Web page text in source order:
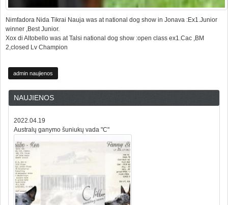
Nimfadora Nida Tikrai Nauja was at national dog show in Jonava :Ex1.Junior
winner ,Best Junior.
Xox di Altobello was at Talsi national dog show :open class ex1.Cac ,BM
2,closed Lv Champion
admin naujienos
NAUJIENOS
2022.04.19
Australų ganymo šuniukų vada "C"